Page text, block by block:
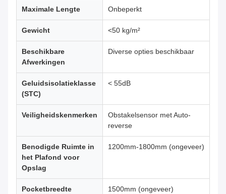
Maximale Lengte Onbeperkt
Gewicht <50 kg/m²
Beschikbare
Afwerkingen
Diverse opties beschikbaar
Geluidsisolatieklasse
(STC)
< 55dB
Veiligheidskenmerken
Obstakelsensor met Auto-
reverse
Benodigde Ruimte in
het Plafond voor
Opslag
1200mm-1800mm (ongeveer)
Pocketbreedte 1500mm (ongeveer)